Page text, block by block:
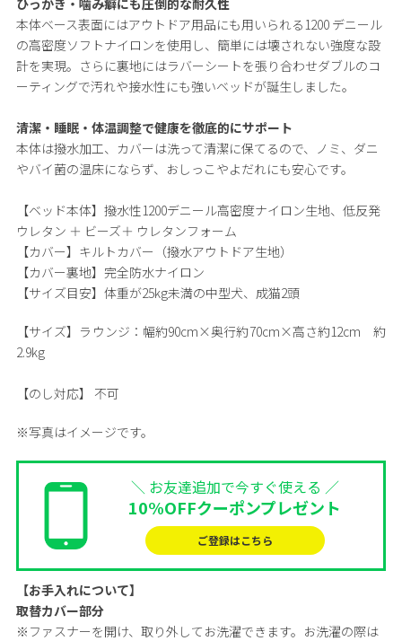
本体ベース表面にはアウトドア用品にも用いられる1200 デニール
の高密度ソフトナイロンを使用し、簡単には壊されない強度な設
計を実現。さらに裏地にはラバーシートを張り合わせダブルのコ
ーティングで汚れや接水性にも強いベッドが誕生しました。
清潔・睡眠・体温調整で健康を徹底的にサポート
本体は撥水加工、カバーは洗って清潔に保てるので、ノミ、ダニ
やバイ菌の温床にならず、おしっこやよだれにも安心です。
【ベッド本体】撥水性1200デニール高密度ナイロン生地、低反発
ウレタン ＋ ビーズ＋ ウレタンフォーム
【カバー】キルトカバー（撥水アウトドア生地）
【カバー裏地】完全防水ナイロン
【サイズ目安】体重が25kg未満の中型犬、成猫2頭
【サイズ】 ラウンジ：幅約90cm×奥行約70cm×高さ約12cm 約
2.9kg
【のし対応】 不可
※写真はイメージです。
＼ お友達追加で今すぐ使える ／
10%OFFクーポンプレゼント
ご登録はこちら
【お手入れについて】
取替カバー部分
※ファスナーを開け、取り外してお洗濯できます。お洗濯の際は